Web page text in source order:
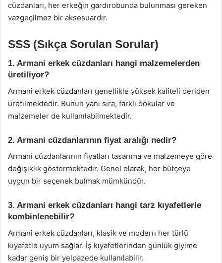
cüzdanları, her erkeğin gardırobunda bulunması gereken
vazgeçilmez bir aksesuardır.
SSS (Sıkça Sorulan Sorular)
1. Armani erkek cüzdanları hangi malzemelerden
üretiliyor?
Armani erkek cüzdanları genellikle yüksek kaliteli deriden
üretilmektedir. Bunun yanı sıra, farklı dokular ve
malzemeler de kullanılabilmektedir.
2. Armani cüzdanlarının fiyat aralığı nedir?
Armani cüzdanlarının fiyatları tasarıma ve malzemeye göre
değişiklik göstermektedir. Genel olarak, her bütçeye
uygun bir seçenek bulmak mümkündür.
3. Armani erkek cüzdanları hangi tarz kıyafetlerle
kombinlenebilir?
Armani erkek cüzdanları, klasik ve modern her türlü
kıyafetle uyum sağlar. İş kıyafetlerinden günlük giyime
kadar geniş bir yelpazede kullanılabilir.